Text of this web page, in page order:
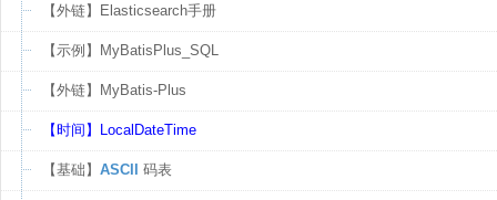
【外链】Elasticsearch手册
【示例】MyBatisPlus_SQL
【外链】MyBatis-Plus
【时间】LocalDateTime
【基础】 ASCII 码表